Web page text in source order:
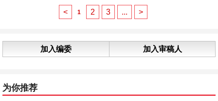
< 1 2 3 ... >
加入编委 加入审稿人
为你推荐